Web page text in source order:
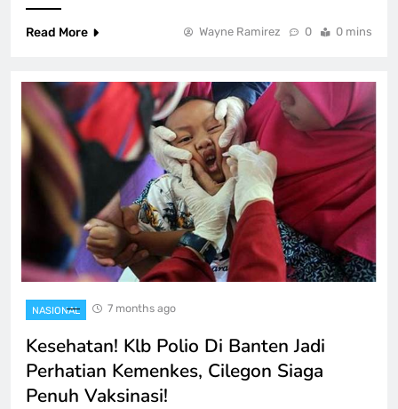
Read More Wayne Ramirez 0 0 mins
NASIONAL 7 months ago
Kesehatan! Klb Polio Di Banten Jadi
Perhatian Kemenkes, Cilegon Siaga
Penuh Vaksinasi!